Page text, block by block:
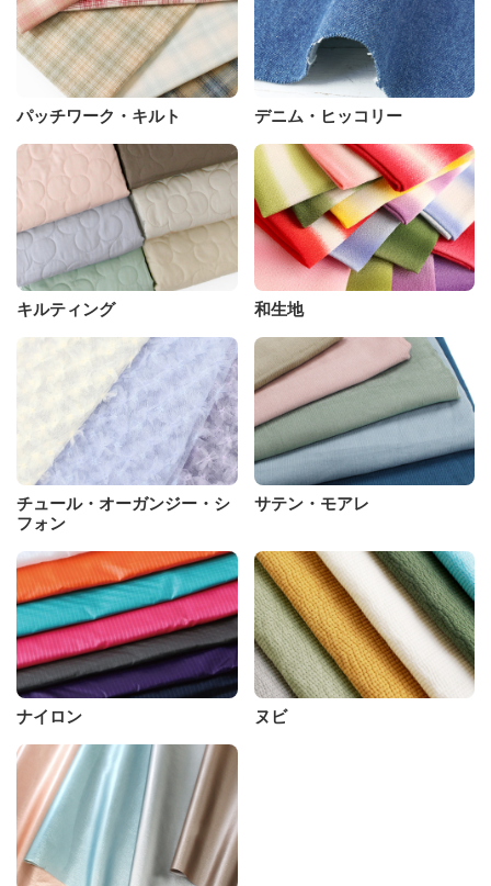
パッチワーク・キルト デニム・ヒッコリー
キルティング 和生地
チュール・オーガンジー・シ
フォン
サテン・モアレ
ナイロン ヌビ